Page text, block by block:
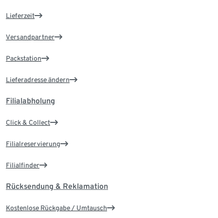
Lieferzeit
Versandpartner
Packstation
Lieferadresse ändern
Filialabholung
Click & Collect
Filialreservierung
Filialfinder
Rücksendung & Reklamation
Kostenlose Rückgabe / Umtausch